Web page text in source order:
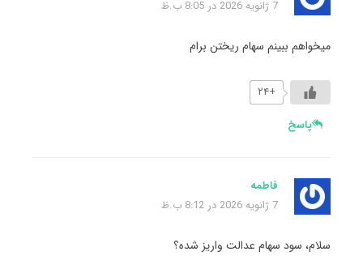
7 ژانویه 2026 در 8:05 ب.ظ
میخواهم ببینم سهام ریختن برام
+۲۴
پاسخ
فاطمه
7 ژانویه 2026 در 8:12 ب.ظ
سلام، سود سهام عدالت واریز شده؟